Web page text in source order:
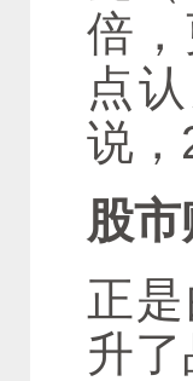
倍
点
说
股市
正
升